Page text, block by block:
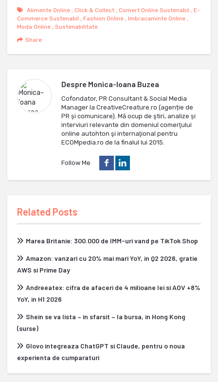
Alimente Online , Click & Collect , Comert Online Sustenabil , E-
Commerce Sustenabil , Fashion Online , Imbracaminte Online ,
Moda Online , Sustenabilitate
Share
Despre Monica-Ioana Buzea
Cofondator, PR Consultant & Social Media
Manager la CreativeCreature.ro (agenție de
PR și comunicare). Mă ocup de ştiri, analize și
interviuri relevante din domeniul comerţului
online autohton şi internaţional pentru
ECOMpedia.ro de la finalul lui 2015.
Follow Me
Related Posts
Marea Britanie: 300.000 de IMM-uri vand pe TikTok Shop
Amazon: vanzari cu 20% mai mari YoY, in Q2 2026, gratie
AWS si Prime Day
Andreeatex: cifra de afaceri de 4 milioane lei si AOV +8%
YoY, in H1 2026
Shein se va lista – in sfarsit – la bursa, in Hong Kong
(surse)
Glovo integreaza ChatGPT si Claude, pentru o noua
experienta de cumparaturi